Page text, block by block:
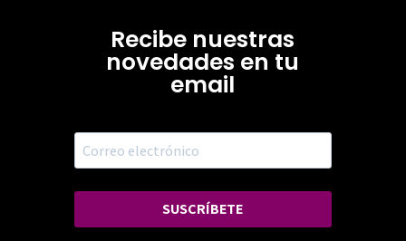
Recibe nuestras
novedades en tu
email
SUSCRÍBETE